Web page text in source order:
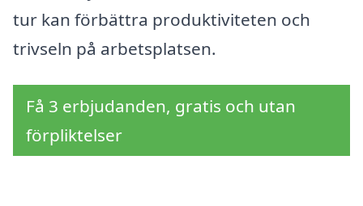
tur kan förbättra produktiviteten och
trivseln på arbetsplatsen.
Få 3 erbjudanden, gratis och utan
förpliktelser